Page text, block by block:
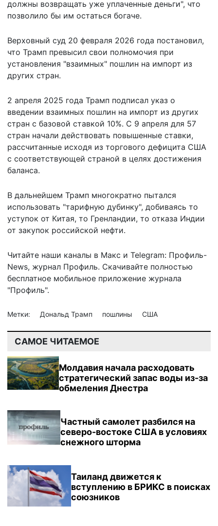
должны возвращать уже уплаченные деньги", что
позволило бы им остаться богаче.
Верховный суд 20 февраля 2026 года постановил,
что Трамп превысил свои полномочия при
установления "взаимных" пошлин на импорт из
других стран.
2 апреля 2025 года Трамп подписал указ о
введении взаимных пошлин на импорт из других
стран с базовой ставкой 10%. С 9 апреля для 57
стран начали действовать повышенные ставки,
рассчитанные исходя из торгового дефицита США
с соответствующей страной в целях достижения
баланса.
В дальнейшем Трамп многократно пытался
использовать "тарифную дубинку", добиваясь то
уступок от Китая, то Гренландии, то отказа Индии
от закупок российской нефти.
Читайте наши каналы в Макс и Telegram: Профиль-
News, журнал Профиль. Скачивайте полностью
бесплатное мобильное приложение журнала
"Профиль".
Метки: Дональд Трамп пошлины США
САМОЕ ЧИТАЕМОЕ
Молдавия начала расходовать
стратегический запас воды из-за
обмеления Днестра
Частный самолет разбился на
северо-востоке США в условиях
снежного шторма
Таиланд движется к
вступлению в БРИКС в поисках
союзников